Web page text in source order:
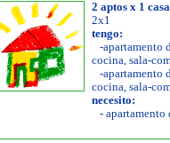
2 aptos x 1
2x1
tengo:
-apartamento
cocina, sala-
-apartamento
cocina, sala-
necesito:
- apartamento